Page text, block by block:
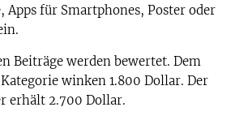
für Smartphones, Poster oder
Beiträge werden bewertet. Dem
winken 1.800 Dollar. Der
erhält 2.700 Dollar.